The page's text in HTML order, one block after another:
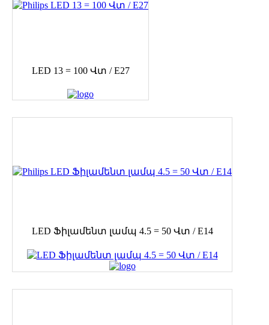
LED 13 = 100 Վտ / E27
LED Ֆիլամենտ լամպ 4.5 = 50 Վտ / E14